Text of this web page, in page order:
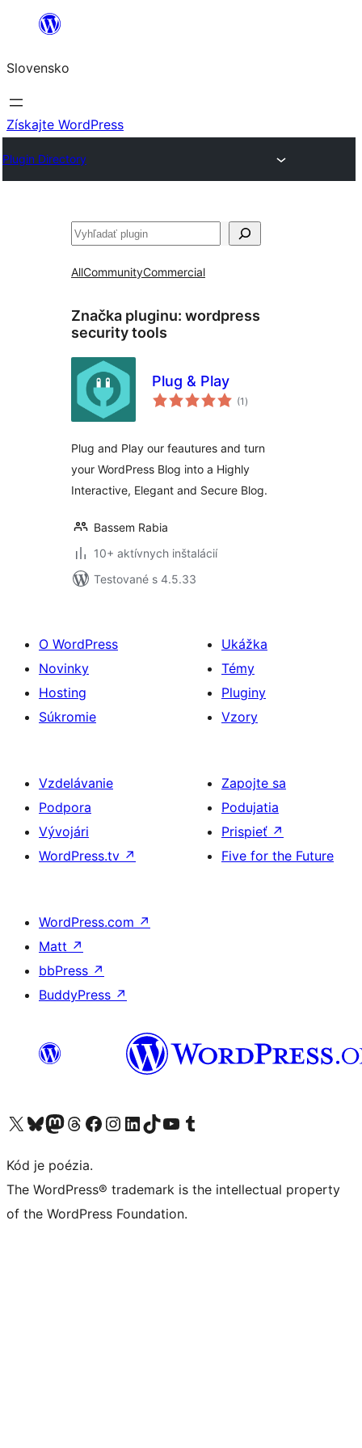
Prejsť
obsah
Slovensko
Získajte WordPress
Plugin Directory
Hľadať
AllCommunityCommercial
Značka pluginu: wordpress
security tools
Plug & Play
(1 celkové
hodnotenie
)
Plug and Play our feautures and turn
your WordPress Blog into a Highly
Interactive, Elegant and Secure Blog.
Bassem Rabia
10+ aktívnych inštalácií
Testované s 4.5.33
O WordPress
Novinky
Hosting
Súkromie
Ukážka
Témy
Pluginy
Vzory
Vzdelávanie
Podpora
Vývojári
WordPress.tv ↗
Zapojte sa
Podujatia
Prispieť ↗
Five for the Future
WordPress.com ↗
Matt ↗
bbPress ↗
BuddyPress ↗
Navštívte náš účet na X (predtým Twitter)
Navštívte náš účet na platforme Bluesky
Navštívte náš účet na Mastodone
Navštívte náš účet na platforme Threads
Navštívte našu stránku na Facebooku
Navštívte náš účet Instagram
Navštívte náš účet LinkedIn
Navštívte náš účet na platforme TikTok
Navštívte náš kanál YouTube
Navštívte náš účet na platforme Tumblr
Kód je poézia.
The WordPress® trademark is the intellectual property
of the WordPress Foundation.